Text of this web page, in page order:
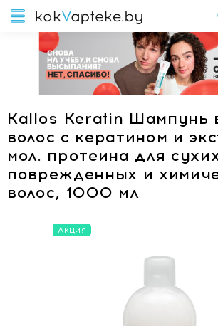
Kallos Keratin Шампунь
волос с кератином и
мол. протеина для
поврежденных и
волос, 1000 мл
Акция